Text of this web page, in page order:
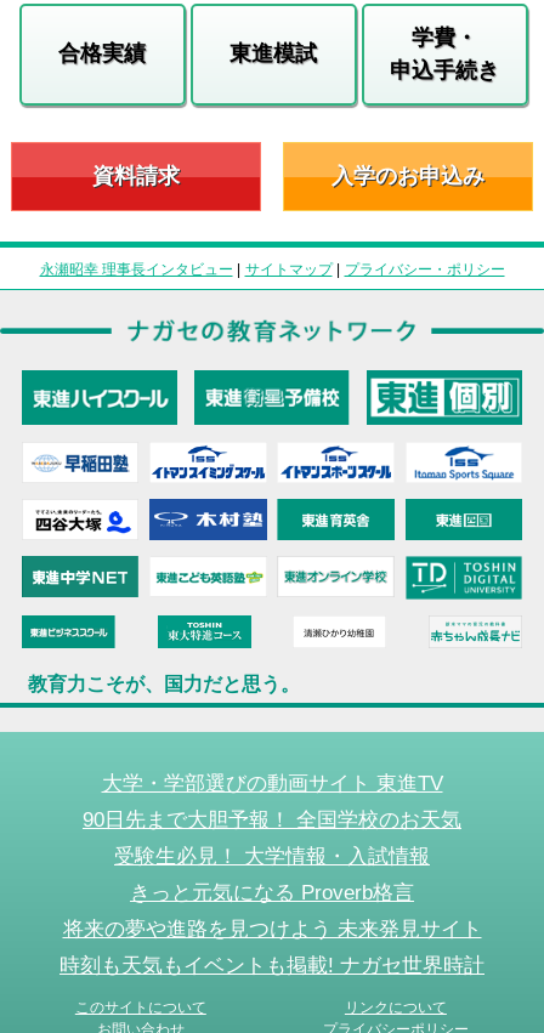
合格実績 東進模試
学費・
申込手続き
資料請求 入学のお申込み
永瀬昭幸 理事長インタビュー | サイトマップ| プライバシー・ポリシー
教育力こそが、国力だと思う。
大学・学部選びの動画サイト 東進TV
90日先まで大胆予報！ 全国学校のお天気
受験生必見！ 大学情報・入試情報
きっと元気になる Proverb格言
将来の夢や進路を見つけよう 未来発見サイト
時刻も天気もイベントも掲載! ナガセ世界時計
このサイトについて
リンクについて
お問い合わせ
プライバシーポリシー